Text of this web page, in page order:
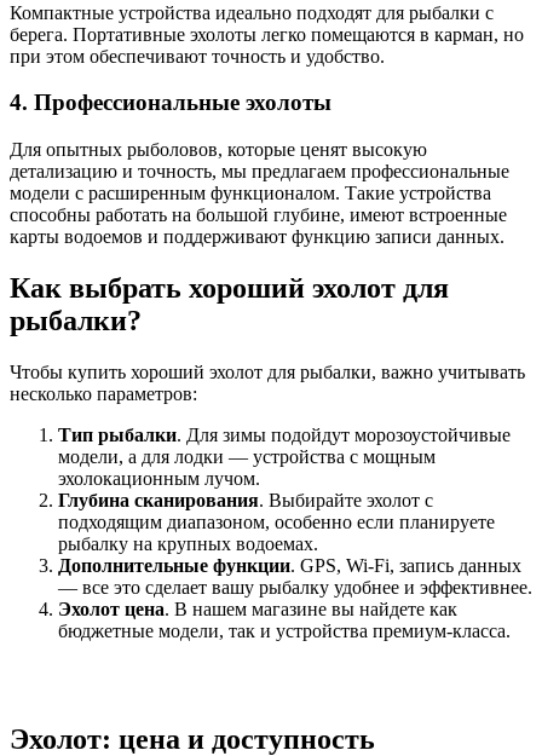
Компактные устройства идеально подходят для рыбалки с
берега. Портативные эхолоты легко помещаются в карман, но
при этом обеспечивают точность и удобство.
4. Профессиональные эхолоты
Для опытных рыболовов, которые ценят высокую
детализацию и точность, мы предлагаем профессиональные
модели с расширенным функционалом. Такие устройства
способны работать на большой глубине, имеют встроенные
карты водоемов и поддерживают функцию записи данных.
Как выбрать хороший эхолот для
рыбалки?
Чтобы купить хороший эхолот для рыбалки, важно учитывать
несколько параметров:
Тип рыбалки. Для зимы подойдут морозоустойчивые
модели, а для лодки — устройства с мощным
эхолокационным лучом.
Глубина сканирования. Выбирайте эхолот с
подходящим диапазоном, особенно если планируете
рыбалку на крупных водоемах.
Дополнительные функции. GPS, Wi-Fi, запись данных
— все это сделает вашу рыбалку удобнее и эффективнее.
Эхолот цена. В нашем магазине вы найдете как
бюджетные модели, так и устройства премиум-класса.
Эхолот: цена и доступность